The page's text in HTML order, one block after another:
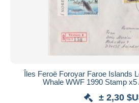
Îles Feroë Foroyar Faroe Islands
Whale WWF 1990 Stamp
± 2,30